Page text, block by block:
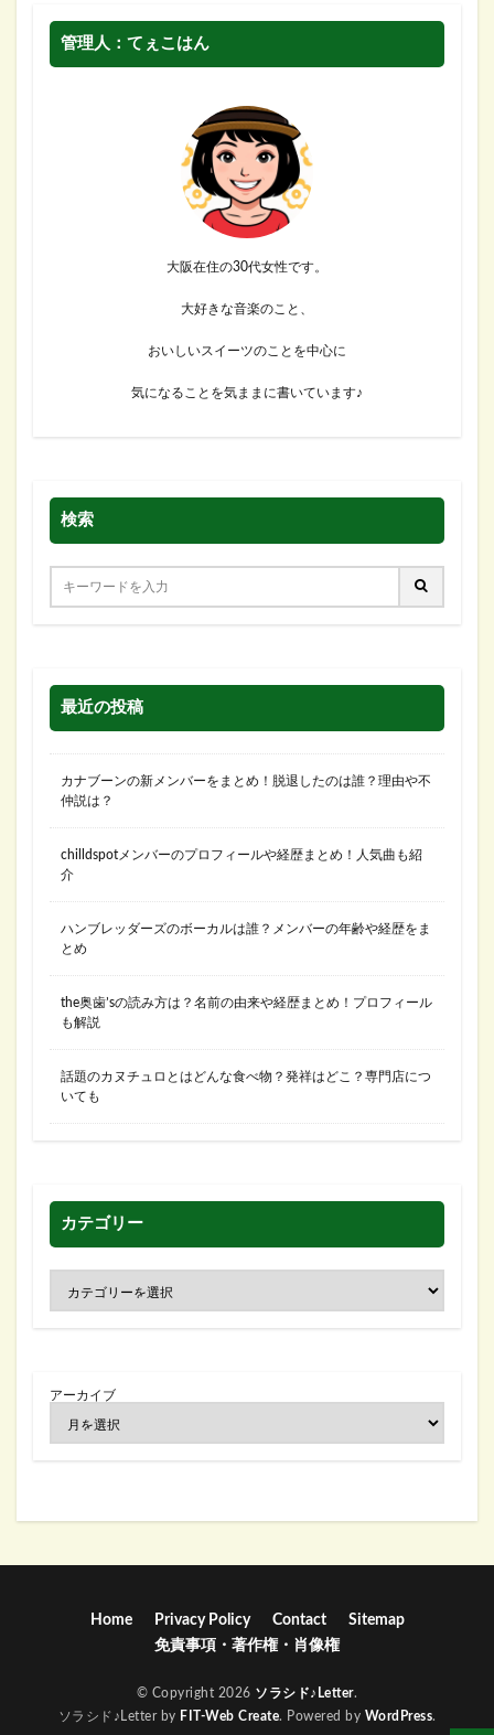
管理人：てぇこはん
大阪在住の30代女性です。
大好きな音楽のこと、
おいしいスイーツのことを中心に
気になることを気ままに書いています♪
検索
最近の投稿
カナブーンの新メンバーをまとめ！脱退したのは誰？理由や不
仲説は？
chilldspotメンバーのプロフィールや経歴まとめ！人気曲も紹
介
ハンブレッダーズのボーカルは誰？メンバーの年齢や経歴をま
とめ
the奥歯’sの読み方は？名前の由来や経歴まとめ！プロフィール
も解説
話題のカヌチュロとはどんな食べ物？発祥はどこ？専門店につ
いても
カテゴリー
アーカイブ
Home Privacy Policy Contact
Sitemap
免責事項・著作権・肖像権
© Copyright 2026 ソラシド♪Letter.
ソラシド♪Letter by FIT-Web Create. Powered by WordPress.